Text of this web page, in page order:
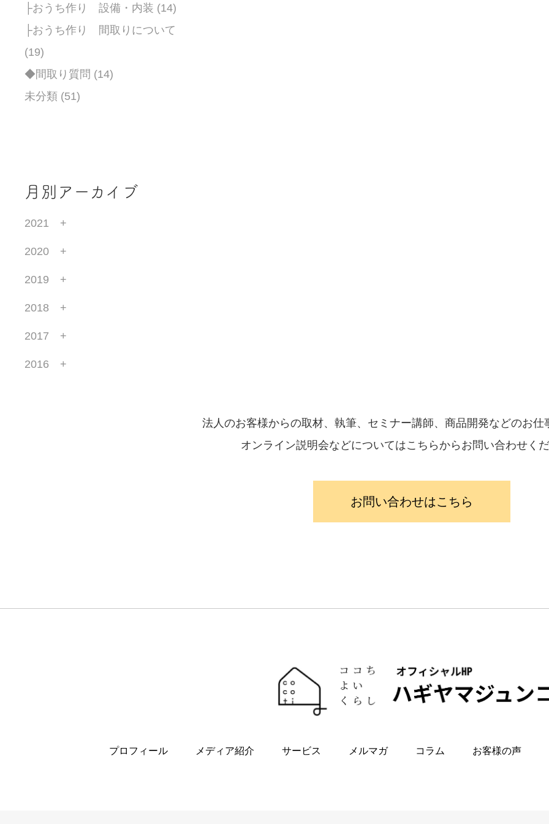
├おうち作り 設備・内装 (14)
├おうち作り 間取りについて
(19)
◆間取り質問 (14)
未分類 (51)
月別アーカイブ
2021
2020
2019
2018
2017
2016
法人のお客様からの取材、執筆、セミナー講師、商品開発などのお仕
オンライン説明会などについてはこちらからお問い合わせくだ
お問い合わせはこちら
プロフィール メディア紹介 サービス メルマガ コラム お客様の声